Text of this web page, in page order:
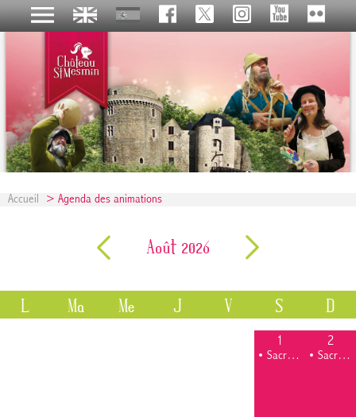
Accueil > Agenda des animations
Août 2026
L Ma Me J V S D
1
• Sacrés chantiers, Animations estivales
2
• Sacrés chantiers, Animations estivales